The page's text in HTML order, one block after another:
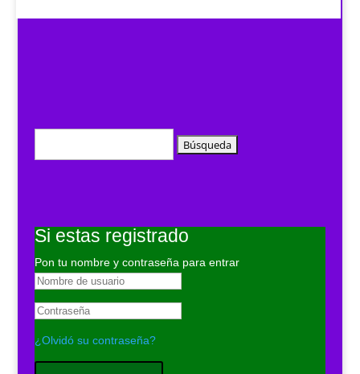
Si estas registrado
Pon tu nombre y contraseña para entrar
¿Olvidó su contraseña?